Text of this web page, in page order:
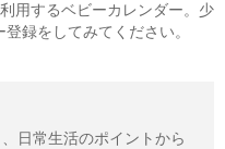
用するベビーカレンダー。少
録をしてみてください。
日常生活のポイントから